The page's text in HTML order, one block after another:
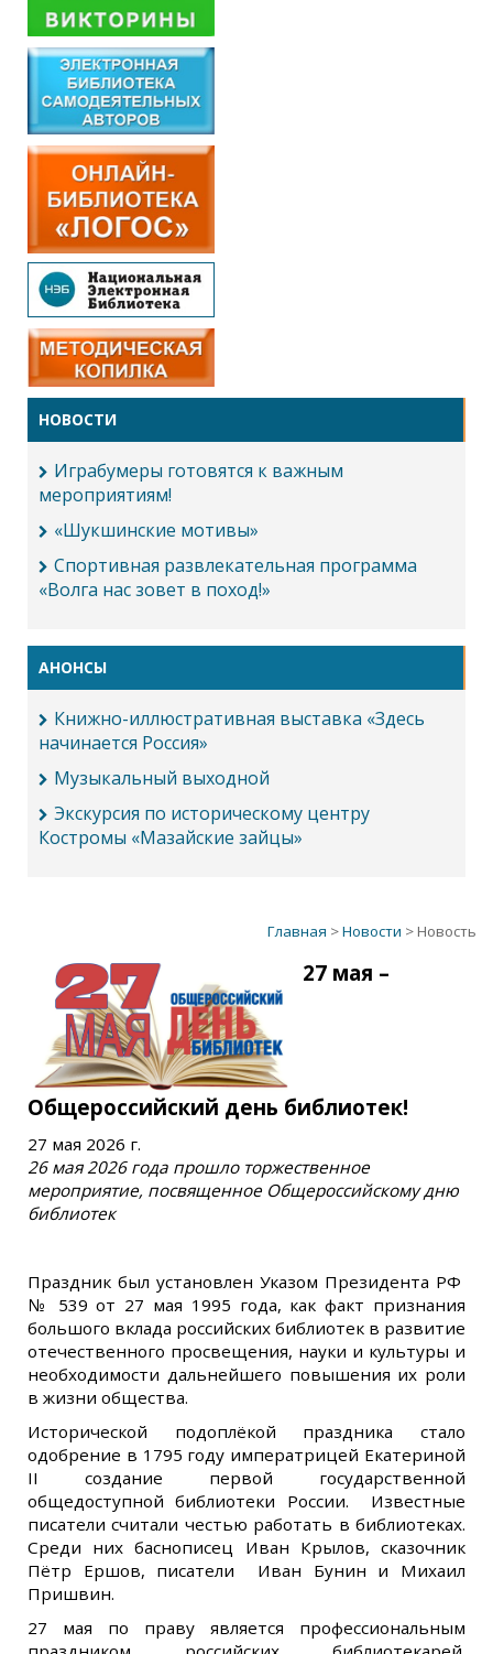
НОВОСТИ
Играбумеры готовятся к важным
мероприятиям!
«Шукшинские мотивы»
Спортивная развлекательная программа
«Волга нас зовет в поход!»
АНОНСЫ
Книжно-иллюстративная выставка «Здесь
начинается Россия»
Музыкальный выходной
Экскурсия по историческому центру
Костромы «Мазайские зайцы»
Главная >Новости > Новость
27 мая –
Общероссийский день библиотек!
27 мая 2026 г.
26 мая 2026 года прошло торжественное
мероприятие, посвященное Общероссийскому дню
библиотек
Праздник был установлен Указом Президента РФ
№ 539 от 27 мая 1995 года, как факт признания
большого вклада российских библиотек в развитие
отечественного просвещения, науки и культуры и
необходимости дальнейшего повышения их роли
в жизни общества.
Исторической подоплёкой праздника стало
одобрение в 1795 году императрицей Екатериной
II создание первой государственной
общедоступной библиотеки России. Известные
писатели считали честью работать в библиотеках.
Среди них баснописец Иван Крылов, сказочник
Пётр Ершов, писатели Иван Бунин и Михаил
Пришвин.
27 мая по праву является профессиональным